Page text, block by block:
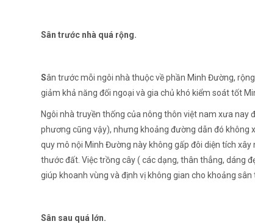
Sân trước nhà quá rộng.
Sân trước mỗi ngôi nhà thuộc về phần Minh Đường,
giảm khả năng đối ngoại và gia chủ khó kiểm soát tốt
Ngôi nhà truyền thống của nông thôn việt nam xưa nay
phương cũng vậy), nhưng khoảng đường dẫn đó không
quy mô nội Minh Đường này không gấp đôi diện tích
thước đất. Việc trồng cây ( các dạng, thân thẳng, dáng
giúp khoanh vùng và định vị không gian cho khoảng
Sân sau quá lớn.